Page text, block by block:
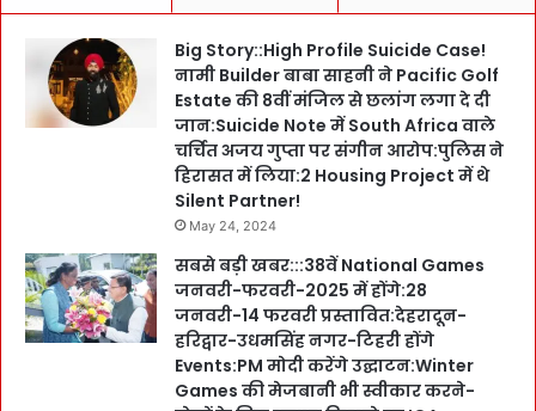
Big Story::High Profile Suicide Case!
नामी Builder बाबा साहनी ने Pacific Golf
Estate की 8वीं मंजिल से छलांग लगा दे दी
जान:Suicide Note में South Africa वाले
चर्चित अजय गुप्ता पर संगीन आरोप:पुलिस ने
हिरासत में लिया:2 Housing Project में थे
Silent Partner!
May 24, 2024
सबसे बड़ी खबर:::38वें National Games
जनवरी-फरवरी-2025 में होंगे:28
जनवरी-14 फरवरी प्रस्तावित:देहरादून-
हरिद्वार-उधमसिंह नगर-टिहरी होंगे
Events:PM मोदी करेंगे उद्घाटन:Winter
Games की मेजबानी भी स्वीकार करने-